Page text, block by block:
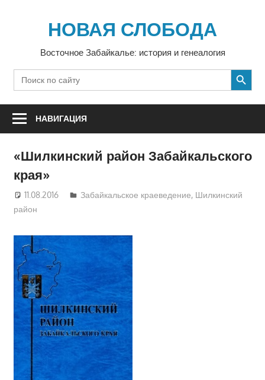
содержимомуНОВАЯ СЛОБОДА
Восточное Забайкалье: история и генеалогия
Search
for:
SEARCH BUTTON
НАВИГАЦИЯ
«Шилкинский район Забайкальского
края»
11.08.2016 Екатерина Аникина
Забайкальское краеведение, Шилкинский
район